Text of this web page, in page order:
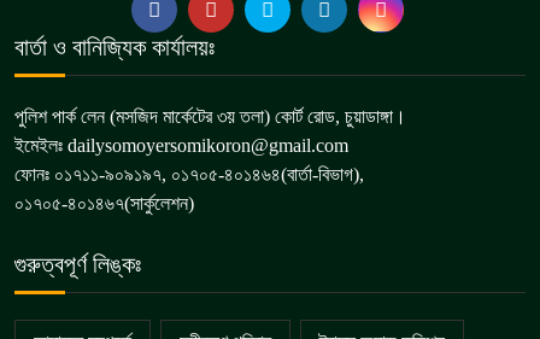
বার্তা ও বানিজ্যিক কার্যালয়ঃ
পুলিশ পার্ক লেন (মসজিদ মার্কেটের ৩য় তলা) কোর্ট রোড, চুয়াডাঙ্গা।
ইমেইলঃ dailysomoyersomikoron@gmail.com
ফোনঃ ০১৭১১-৯০৯১৯৭, ০১৭০৫-৪০১৪৬৪(বার্তা-বিভাগ),
০১৭০৫-৪০১৪৬৭(সার্কুলেশন)
গুরুত্বপূর্ণ লিঙ্কঃ